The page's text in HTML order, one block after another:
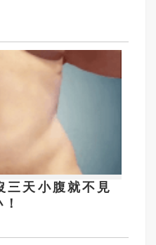
三天小腹就不見